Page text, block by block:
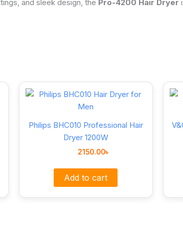
and sleek design, the Pro-4200 Hair Dryer
Philips BHC010 Professional Hair
Dryer 1200W
2150.00৳
Add to cart